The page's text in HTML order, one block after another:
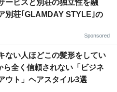
ービスと別荘の独立性を融
別荘｢GLAMDAY STYLE｣の
Sponsored
ない人ほどこの髪形をしてい
ら全く信頼されない「ビジネ
ウト」ヘアスタイル3選